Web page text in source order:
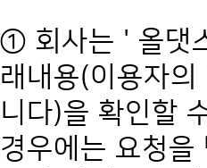
① 회사는 ' 올댓
래내용(이용자
니다)을 확인할
경우에는 요청